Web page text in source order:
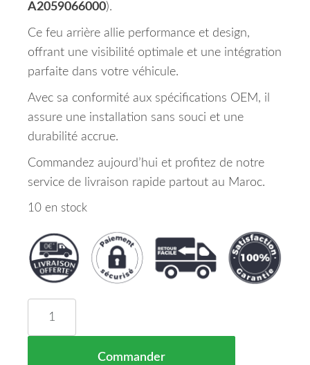
A2059066000).
Ce feu arrière allie performance et design,
offrant une visibilité optimale et une intégration
parfaite dans votre véhicule.
Avec sa conformité aux spécifications OEM, il
assure une installation sans souci et une
durabilité accrue.
Commandez aujourd’hui et profitez de notre
service de livraison rapide partout au Maroc.
10 en stock
Commander